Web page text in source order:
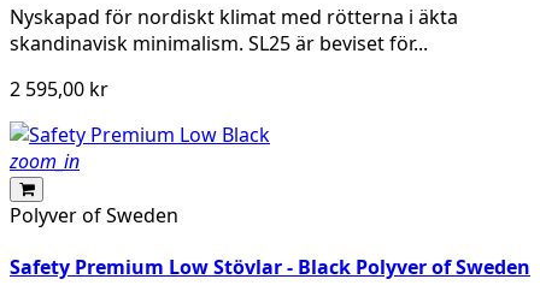
Nyskapad för nordiskt klimat med rötterna i äkta
skandinavisk minimalism. SL25 är beviset för...
2 595,00 kr
zoom_in
Polyver of Sweden
Safety Premium Low Stövlar - Black Polyver of Sweden